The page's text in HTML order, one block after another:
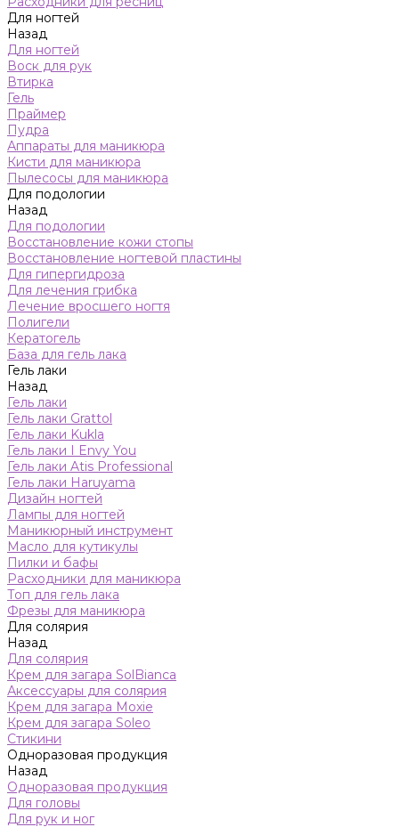
Для ногтей
Назад
Для ногтей
Воск для рук
Втирка
Гель
Праймер
Пудра
Аппараты для маникюра
Кисти для маникюра
Пылесосы для маникюра
Для подологии
Назад
Для подологии
Восстановление кожи стопы
Восстановление ногтевой пластины
Для гипергидроза
Для лечения грибка
Лечение вросшего ногтя
Полигели
Кератогель
База для гель лака
Гель лаки
Назад
Гель лаки
Гель лаки Grattol
Гель лаки Kukla
Гель лаки I Envy You
Гель лаки Atis Professional
Гель лаки Haruyama
Дизайн ногтей
Лампы для ногтей
Маникюрный инструмент
Масло для кутикулы
Пилки и бафы
Расходники для маникюра
Топ для гель лака
Фрезы для маникюра
Для солярия
Назад
Для солярия
Крем для загара SolBianca
Аксессуары для солярия
Крем для загара Moxie
Крем для загара Soleo
Стикини
Одноразовая продукция
Назад
Одноразовая продукция
Для головы
Для рук и ног